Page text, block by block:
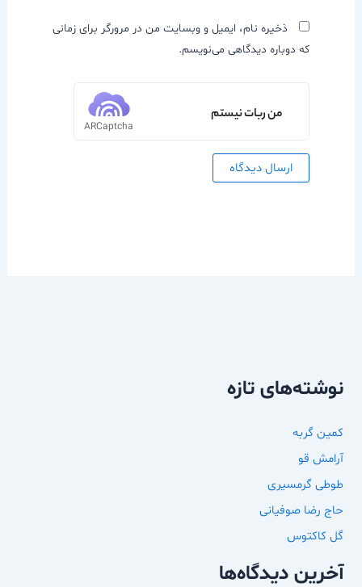
ذخیره نام، ایمیل و وبسایت من در مرورگر برای زمانی
که دوباره دیدگاهی می‌نویسم.
من ربات نیستم
ARCaptcha
نوشته‌های تازه
کمین گربه
آرامش قو
طوطی گرمسیری
حاج رضا صوفیانی
گل کاکتوس
آخرین دیدگاه‌ها